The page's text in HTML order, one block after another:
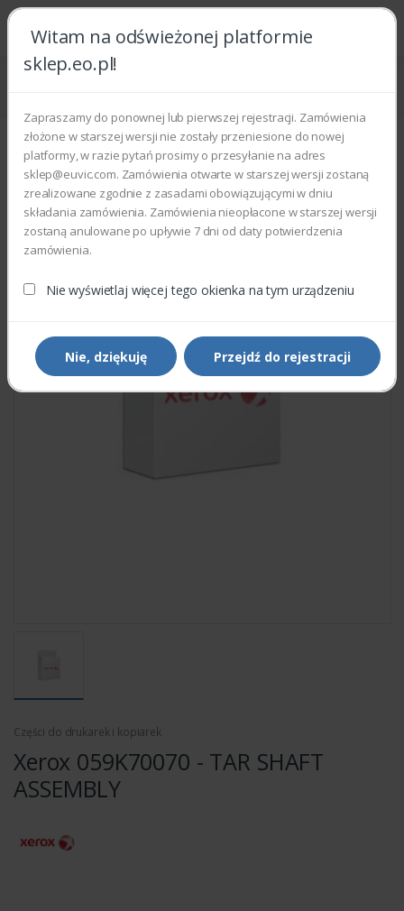
Witam na odświeżonej platformie
sklep.eo.pl!
Zapraszamy do ponownej lub pierwszej rejestracji. Zamówienia
złożone w starszej wersji nie zostały przeniesione do nowej
platformy, w razie pytań prosimy o przesyłanie na adres
sklep@euvic.com. Zamówienia otwarte w starszej wersji zostaną
zrealizowane zgodnie z zasadami obowiązującymi w dniu
składania zamówienia. Zamówienia nieopłacone w starszej wersji
zostaną anulowane po upływie 7 dni od daty potwierdzenia
zamówienia.
Nie wyświetlaj więcej tego okienka na tym urządzeniu
Nie, dziękuję Przejdź do rejestracji
Strona główna Części zamienne
Części do drukarek i kopiarek
Xerox 059K70070 - TAR SHAFT
ASSEMBLY